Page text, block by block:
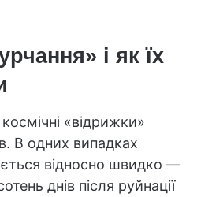
і як їх
«відрижки»
В одних випадках
відносно швидко —
днів після руйнації